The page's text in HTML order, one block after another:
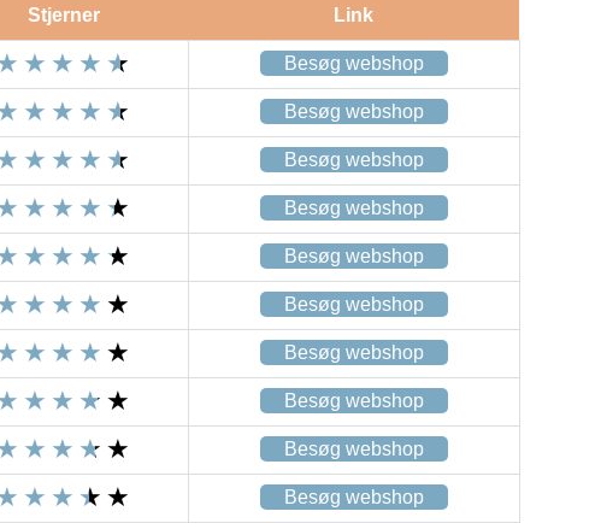
Stjerner Link
Besøg webshop
Besøg webshop
Besøg webshop
Besøg webshop
Besøg webshop
Besøg webshop
Besøg webshop
Besøg webshop
Besøg webshop
Besøg webshop